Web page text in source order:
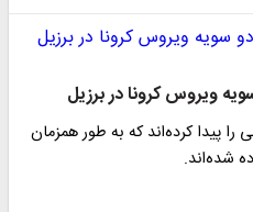
ویروس کرونا در برزیل
را پیدا کرده‌اند که به طور همزمان
شده‌اند.